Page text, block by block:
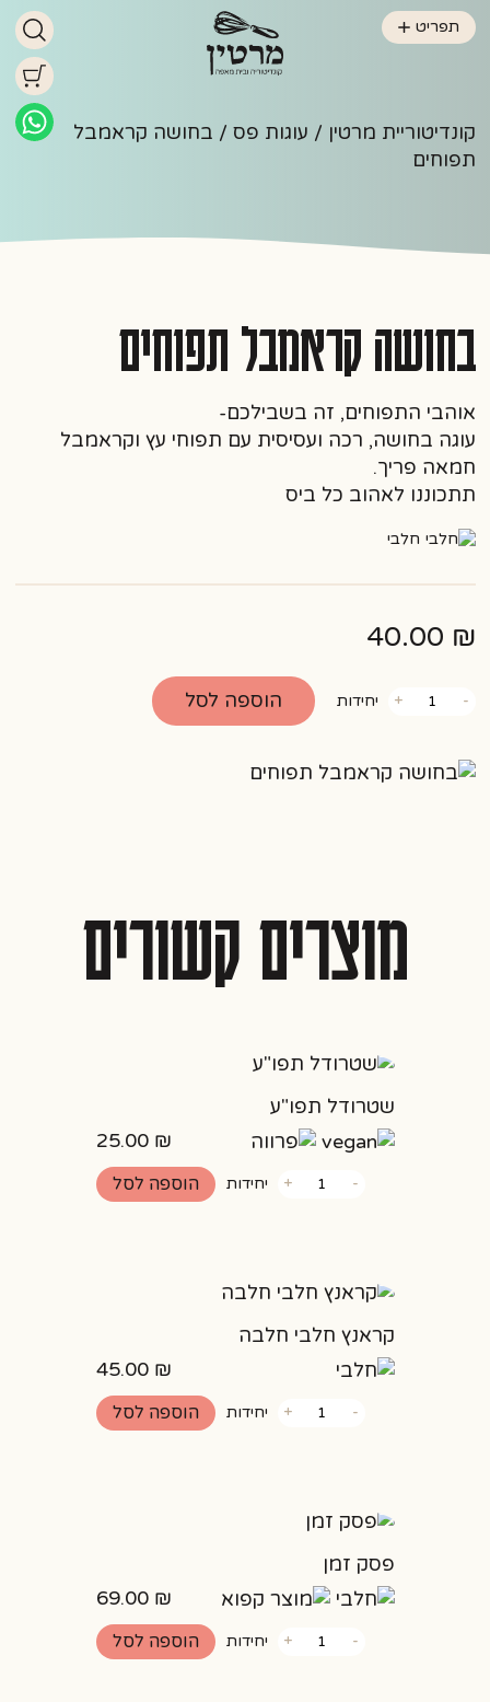
תפריט
קונדיטוריית מרטין / עוגות פס / בחושה קראמבל
תפוחים
בחושה קראמבל תפוחים
אוהבי התפוחים, זה בשבילכם-
עוגה בחושה, רכה ועסיסית עם תפוחי עץ וקראמבל
חמאה פריך.
תתכוננו לאהוב כל ביס
חלבי
40.00 ₪
-של
+ יחידות הוספה לסל
מוצרים קשורים
שטרודל תפו"ע
25.00 ₪
-של
+ יחידות הוספה לסל
קראנץ חלבי חלבה
45.00 ₪
-של
+ יחידות הוספה לסל
פסק זמן
69.00 ₪
-של
+ יחידות הוספה לסל